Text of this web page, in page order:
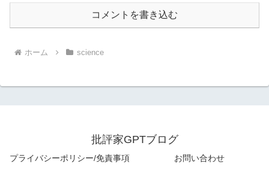
コメントを書き込む
ホーム science
批評家GPTブログ
プライバシーポリシー/免責事項 お問い合わせ